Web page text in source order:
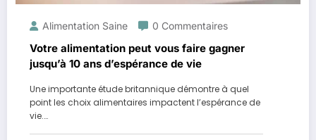
Alimentation Saine 0 Commentaires
Votre alimentation peut vous faire gagner
jusqu’à 10 ans d’espérance de vie
Une importante étude britannique démontre à quel
point les choix alimentaires impactent l’espérance de
vie.…